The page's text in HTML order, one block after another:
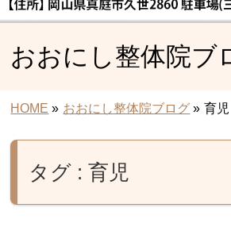
おおにし整体院ブ
HOME » おおにし整体院ブログ » 育児
タグ : 育児